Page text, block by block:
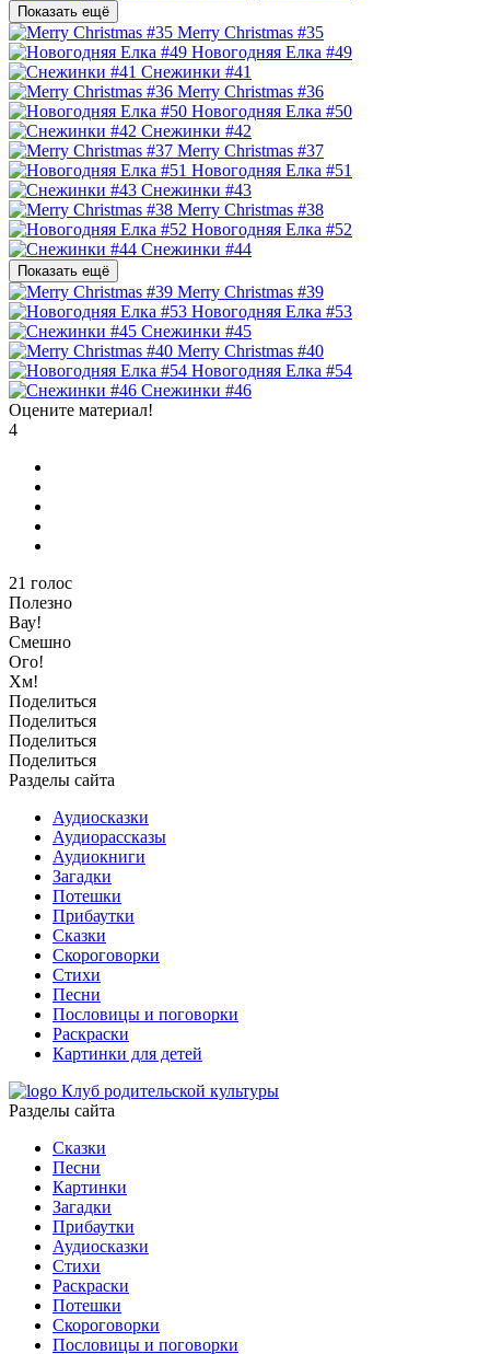
Показать ещё
Merry Christmas #35
Новогодняя Елка #49
Снежинки #41
Merry Christmas #36
Новогодняя Елка #50
Снежинки #42
Merry Christmas #37
Новогодняя Елка #51
Снежинки #43
Merry Christmas #38
Новогодняя Елка #52
Снежинки #44
Показать ещё
Merry Christmas #39
Новогодняя Елка #53
Снежинки #45
Merry Christmas #40
Новогодняя Елка #54
Снежинки #46
Оцените материал!
4
21 голос
Полезно
Вау!
Смешно
Ого!
Хм!
Поделиться
Поделиться
Поделиться
Поделиться
Разделы сайта
Аудиосказки
Аудиорассказы
Аудиокниги
Загадки
Потешки
Прибаутки
Сказки
Скороговорки
Стихи
Песни
Пословицы и поговорки
Раскраски
Картинки для детей
Клуб родительской культуры
Разделы сайта
Сказки
Песни
Картинки
Загадки
Прибаутки
Аудиосказки
Стихи
Раскраски
Потешки
Скороговорки
Пословицы и поговорки